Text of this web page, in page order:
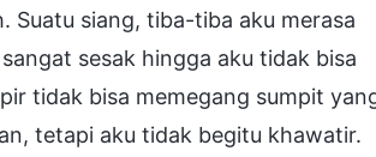
Suatu siang, tiba-tiba aku merasa
sesak hingga aku tidak bisa
tidak bisa memegang sumpit
tetapi aku tidak begitu khawatir.